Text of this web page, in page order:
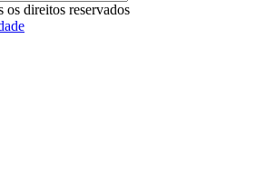
direitos reservados